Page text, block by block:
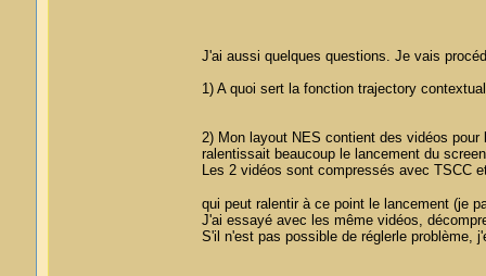
J'ai aussi quelques questions. Je vais
1) A quoi sert la fonction trajectory
2) Mon layout NES contient des vidéos
ralentissait beaucoup le lancement du
Les 2 vidéos sont compressés avec TSCC
qui peut ralentir à ce point le lancement (je
J'ai essayé avec les même vidéos,
S'il n'est pas possible de réglerle problème,